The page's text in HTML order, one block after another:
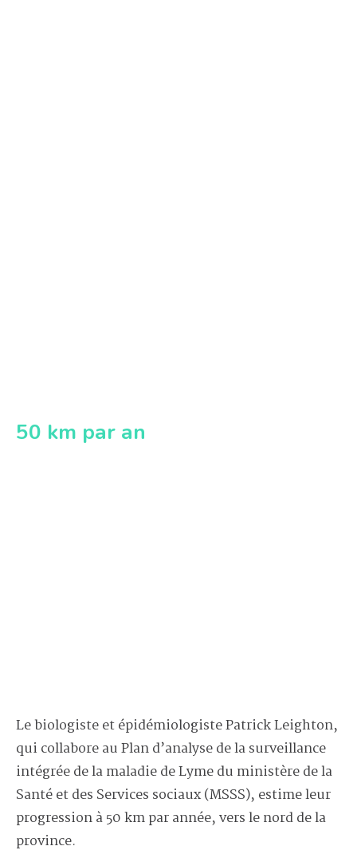
50 km par an
Le biologiste et épidémiologiste Patrick Leighton,
qui collabore au Plan d’analyse de la surveillance
intégrée de la maladie de Lyme du ministère de la
Santé et des Services sociaux (MSSS), estime leur
progression à 50 km par année, vers le nord de la
province.